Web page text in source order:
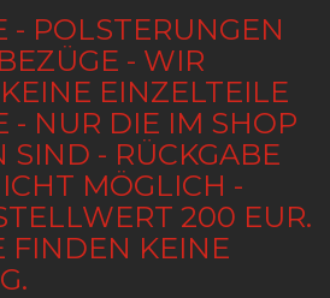
- POLSTERUNGEN
- WIR
EINZELTEILE
- NUR DIE IM SHOP
- RÜCKGABE
MÖGLICH -
200 EUR.
FINDEN KEINE